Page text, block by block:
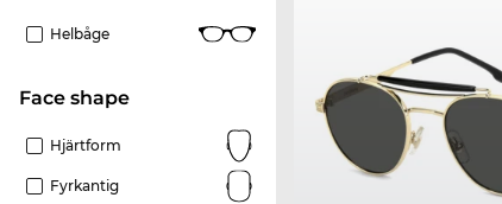
Helbåge
Face shape
Hjärtform
Fyrkantig